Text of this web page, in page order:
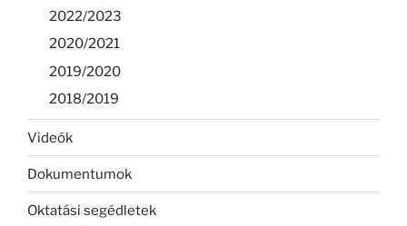
2022/2023
2020/2021
2019/2020
2018/2019
Videók
Dokumentumok
Oktatási segédletek